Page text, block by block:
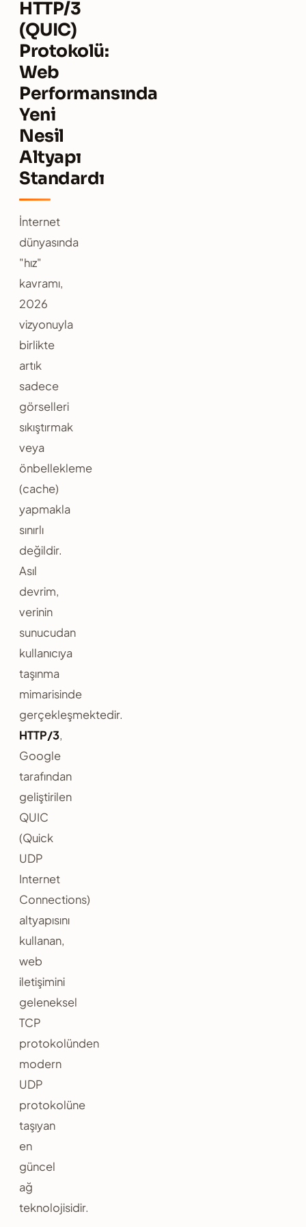
HTTP/3
(QUIC)
Protokolü:
Web
Performansında
Yeni
Nesil
Altyapı
Standardı
İnternet
dünyasında
"hız"
kavramı,
2026
vizyonuyla
birlikte
artık
sadece
görselleri
sıkıştırmak
veya
önbellekleme
(cache)
yapmakla
sınırlı
değildir.
Asıl
devrim,
verinin
sunucudan
kullanıcıya
taşınma
mimarisinde
gerçekleşmektedir.
HTTP/3,
Google
tarafından
geliştirilen
QUIC
(Quick
UDP
Internet
Connections)
altyapısını
kullanan,
web
iletişimini
geleneksel
TCP
protokolünden
modern
UDP
protokolüne
taşıyan
en
güncel
ağ
teknolojisidir.